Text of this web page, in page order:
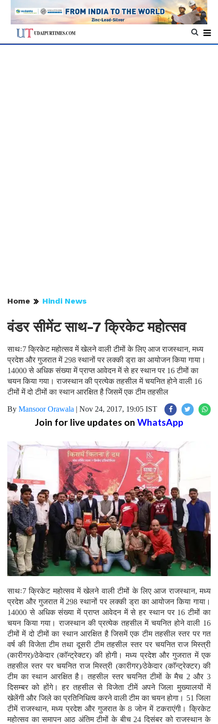
Home Hindi News
वंडर सीमेंट साथ-7 क्रिकेट महोत्सव
साथः7 क्रिकेट महोत्सव में खेलने वाली टीमों के लिए आज राजस्थान, मध्य
प्रदेश और गुजरात में 298 स्थानों पर लक्की ड्रा का आयोजन किया गाया।
14000 से अधिक संख्या में प्राप्त आवेदन में से हर स्थान पर 16 टीमों का
चयन किया गया। राजस्थान की प्रत्येक तहसील में चयनित होने वाली 16
टीमों में दो टीमों का स्थान आरक्षित है जिसमें एक टीम तहसील
By Mansoor Orawala | Nov 24, 2017, 19:05 IST
Join for live updates on WhatsApp
साथः7 क्रिकेट महोत्सव में खेलने वाली टीमों के लिए आज राजस्थान, मध्य
प्रदेश और गुजरात में 298 स्थानों पर लक्की ड्रा का आयोजन किया गाया।
14000 से अधिक संख्या में प्राप्त आवेदन में से हर स्थान पर 16 टीमों का
चयन किया गया। राजस्थान की प्रत्येक तहसील में चयनित होने वाली 16
टीमों में दो टीमों का स्थान आरक्षित है जिसमें एक टीम तहसील स्तर पर गत
वर्ष की विजेता टीम तथा दूसरी टीम तहसील स्तर पर चयनित राज मिस्त्री
(कारीगर)/ठेकेदार (काॅन्ट्रेक्टर) की होगी। मध्य प्रदेश और गुजरात में एक
तहसील स्तर पर चयनित राज मिस्त्री (कारीगर)/ठेकेदार (काॅन्ट्रेक्टर) की
टीम का स्थान आरक्षित है। तहसील स्तर चयनित टीमों के मैच 2 और 3
दिसम्बर को होंगे। हर तहसील से विजेता टीमें अपने जिला मुख्यालयों में
खेलेंगी और जिले का प्रतिनिधित्व करने वाली टीम का चयन होगा। 51 जिला
टीमें राजस्थान, मध्य प्रदेश और गुजरात के 8 जोन में टकराएंगी। क्रिकेट
महोत्सव का समापन आठ अंतिम टीमों के बीच 24 दिसंबर को राजस्थान के